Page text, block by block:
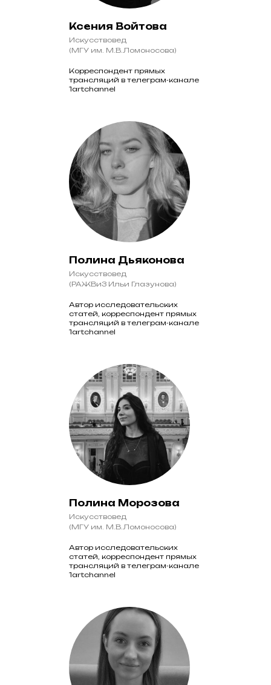
Ксения Войтова
Искусствовед
(МГУ им. М.В.Ломоносова)
Корреспондент прямых
трансляций в телеграм-канале
1artchannel
Полина Дьяконова
Искусствовед
(РАЖВиЗ Ильи Глазунова)
Автор исследовательских
статей, корреспондент прямых
трансляций в телеграм-канале
1artchannel
Полина Морозова
Искусствовед
(МГУ им. М.В.Ломоносова)
Автор исследовательских
статей, корреспондент прямых
трансляций в телеграм-канале
1artchannel